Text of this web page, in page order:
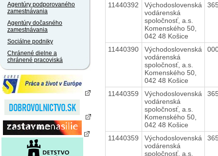
Agentúry podporovaného
zamestnávania
Agentúry dočasného
zamestnávania
Sociálne podniky
Chránené dielne a
chránené pracoviská
11440392
Východoslovenská
vodárenská
spoločnosť, a.s.
Komenského 50,
042 48 Košice
11440390
Východoslovenská
vodárenská
spoločnosť, a.s.
Komenského 50,
042 48 Košice
11440359
Východoslovenská
vodárenská
spoločnosť, a.s.
Komenského 50,
042 48 Košice
11440359
Východoslovenská
vodárenská
spoločnosť, a.s.